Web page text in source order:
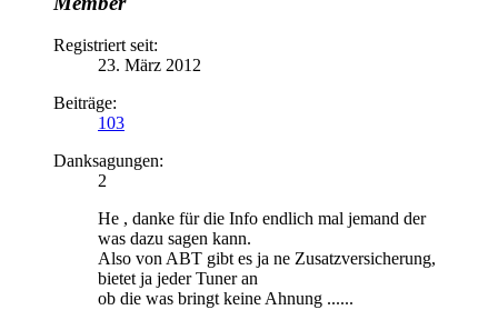
Registriert seit:
23. März 2012
Beiträge:
103
Danksagungen:
2
He , danke für die Info endlich mal jemand der
was dazu sagen kann.
Also von ABT gibt es ja ne Zusatzversicherung,
bietet ja jeder Tuner an
ob die was bringt keine Ahnung ......